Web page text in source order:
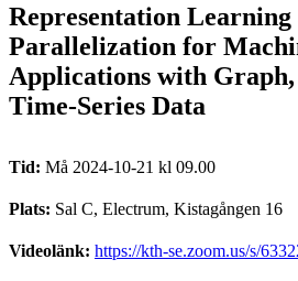
Representation Learning
Parallelization for
Applications with
Time-Series Data
Tid: Må 2024-10-21 kl 09.00
Plats: Sal C, Electrum, Kistagången 16
Videolänk: https://kth-se.zoom.us/s/